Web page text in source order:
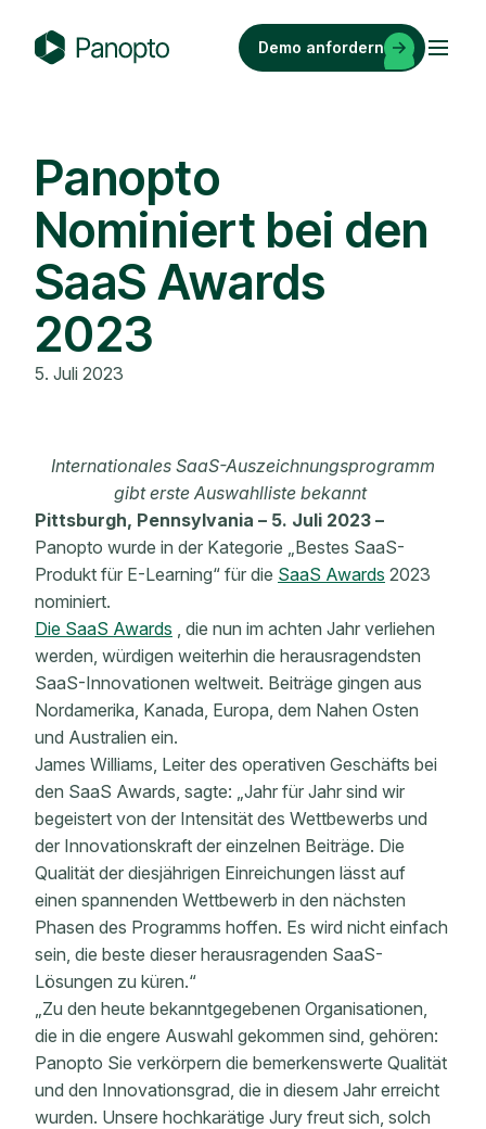
Inhalt
o
p
t
Demo anfordern
Panopto
Nominiert bei den
SaaS Awards
2023
5. Juli 2023
Internationales SaaS-Auszeichnungsprogramm
gibt erste Auswahlliste bekannt
Pittsburgh, Pennsylvania – 5. Juli 2023 –
Panopto wurde in der Kategorie „Bestes SaaS-
Produkt für E-Learning“ für die SaaS Awards 2023
nominiert.
Die SaaS Awards , die nun im achten Jahr verliehen
werden, würdigen weiterhin die herausragendsten
SaaS-Innovationen weltweit. Beiträge gingen aus
Nordamerika, Kanada, Europa, dem Nahen Osten
und Australien ein.
James Williams, Leiter des operativen Geschäfts bei
den SaaS Awards, sagte: „Jahr für Jahr sind wir
begeistert von der Intensität des Wettbewerbs und
der Innovationskraft der einzelnen Beiträge. Die
Qualität der diesjährigen Einreichungen lässt auf
einen spannenden Wettbewerb in den nächsten
Phasen des Programms hoffen. Es wird nicht einfach
sein, die beste dieser herausragenden SaaS-
Lösungen zu küren.“
„Zu den heute bekanntgegebenen Organisationen,
die in die engere Auswahl gekommen sind, gehören:
Panopto Sie verkörpern die bemerkenswerte Qualität
und den Innovationsgrad, die in diesem Jahr erreicht
wurden. Unsere hochkarätige Jury freut sich, solch